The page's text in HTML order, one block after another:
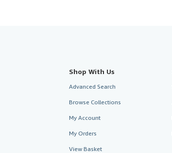
Shop With Us
Advanced Search
Browse Collections
My Account
My Orders
View Basket